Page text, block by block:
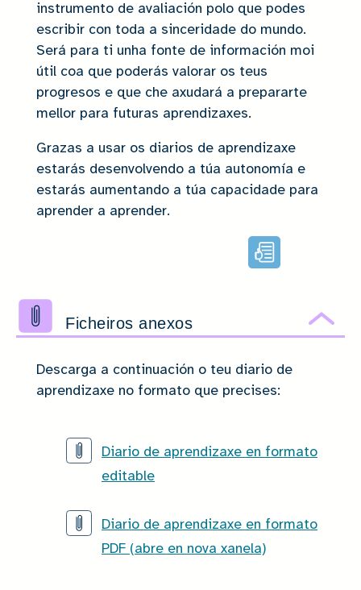
Lectura
facilitada
instrumento de avaliación polo que podes
escribir con toda a sinceridade do mundo.
Será para ti unha fonte de información moi
útil coa que poderás valorar os teus
progresos e que che axudará a prepararte
mellor para futuras aprendizaxes.
Grazas a usar os diarios de aprendizaxe
estarás desenvolvendo a túa autonomía e
estarás aumentando a túa capacidade para
aprender a aprender.
Ficheiros anexos
Descarga a continuación o teu diario de
aprendizaxe no formato que precises:
Diario de aprendizaxe en formato
editable
Diario de aprendizaxe en formato
PDF (abre en nova xanela)